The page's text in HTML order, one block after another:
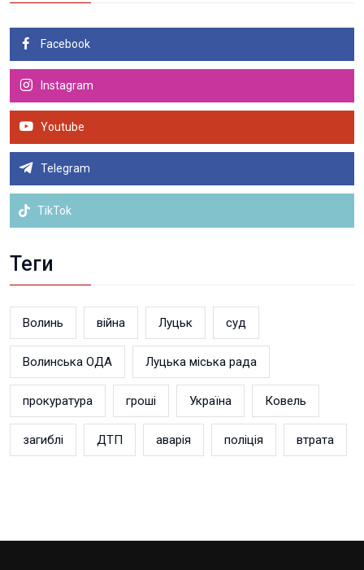
Facebook
Instagram
Youtube
Telegram
TikTok
Теги
Волинь війна Луцьк суд
Волинська ОДА Луцька міська рада
прокуратура гроші Україна Ковель
загиблі ДТП аварія поліція втрата